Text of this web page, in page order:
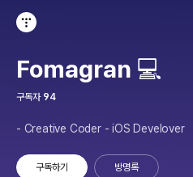
Fomagran 💻
구독자 94
- Creative Coder - iOS Develover
구독하기 방명록